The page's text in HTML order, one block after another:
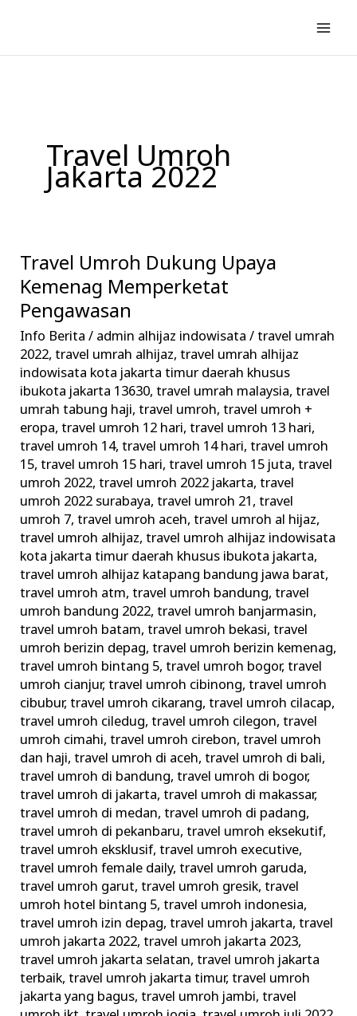
konten
Travel Umroh
Jakarta 2022
Travel Umroh Dukung Upaya
Kemenag Memperketat
Pengawasan
Info Berita / admin alhijaz indowisata/travel umrah
2022,travel umrah alhijaz,travel umrah alhijaz
indowisata kota jakarta timur daerah khusus
ibukota jakarta 13630,travel umrah malaysia,travel
umrah tabung haji,travel umroh,travel umroh +
eropa,travel umroh 12 hari,travel umroh 13 hari,
travel umroh 14,travel umroh 14 hari,travel umroh
15,travel umroh 15 hari,travel umroh 15 juta,travel
umroh 2022,travel umroh 2022 jakarta,travel
umroh 2022 surabaya,travel umroh 21,travel
umroh 7,travel umroh aceh,travel umroh al hijaz,
travel umroh alhijaz,travel umroh alhijaz indowisata
kota jakarta timur daerah khusus ibukota jakarta,
travel umroh alhijaz katapang bandung jawa barat,
travel umroh atm,travel umroh bandung,travel
umroh bandung 2022,travel umroh banjarmasin,
travel umroh batam,travel umroh bekasi,travel
umroh berizin depag,travel umroh berizin kemenag,
travel umroh bintang 5,travel umroh bogor,travel
umroh cianjur,travel umroh cibinong,travel umroh
cibubur,travel umroh cikarang,travel umroh cilacap,
travel umroh ciledug,travel umroh cilegon,travel
umroh cimahi,travel umroh cirebon,travel umroh
dan haji,travel umroh di aceh,travel umroh di bali,
travel umroh di bandung,travel umroh di bogor,
travel umroh di jakarta,travel umroh di makassar,
travel umroh di medan,travel umroh di padang,
travel umroh di pekanbaru,travel umroh eksekutif,
travel umroh eksklusif,travel umroh executive,
travel umroh female daily,travel umroh garuda,
travel umroh garut,travel umroh gresik,travel
umroh hotel bintang 5,travel umroh indonesia,
travel umroh izin depag,travel umroh jakarta,travel
umroh jakarta 2022,travel umroh jakarta 2023,
travel umroh jakarta selatan,travel umroh jakarta
terbaik,travel umroh jakarta timur,travel umroh
jakarta yang bagus,travel umroh jambi,travel
Travel
Umroh
Dukung
Upaya
Kemenag
Memperketat
Pengawasan